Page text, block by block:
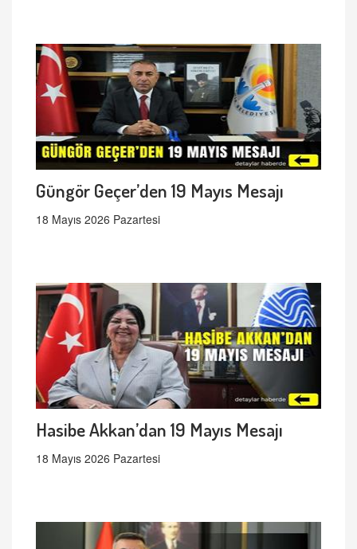
Güngör Geçer’den 19 Mayıs Mesajı
18 Mayıs 2026 Pazartesi
Hasibe Akkan’dan 19 Mayıs Mesajı
18 Mayıs 2026 Pazartesi